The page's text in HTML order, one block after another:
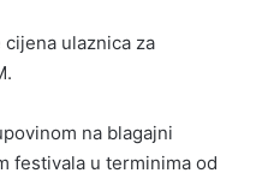
cijena ulaznica za
na blagajni
festivala u terminima od